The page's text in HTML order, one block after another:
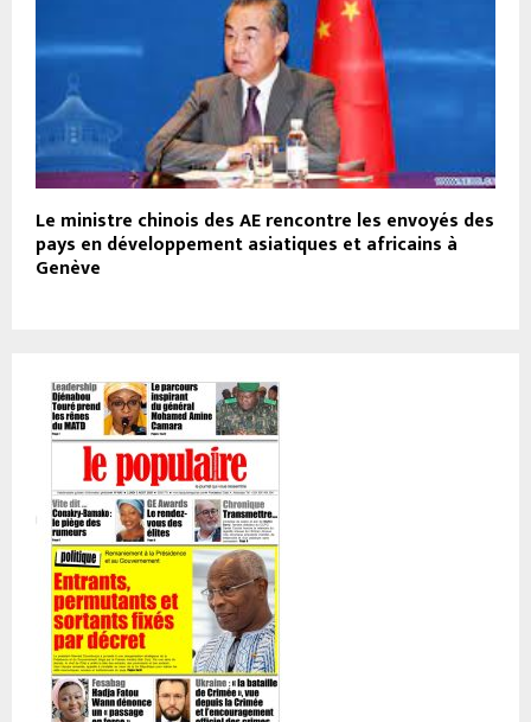
Le ministre chinois des AE rencontre les envoyés des
pays en développement asiatiques et africains à
Genève